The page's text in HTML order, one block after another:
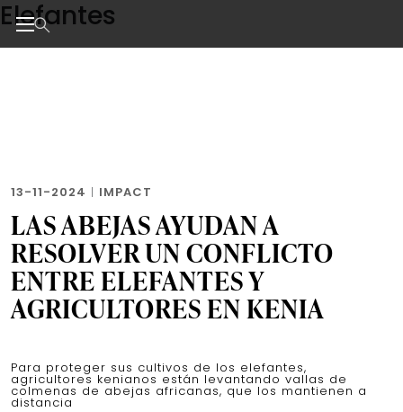
Skip
to
the
Elefantes
13-11-2024 | IMPACT
LAS ABEJAS AYUDAN A
RESOLVER UN CONFLICTO
ENTRE ELEFANTES Y
AGRICULTORES EN KENIA
Para proteger sus cultivos de los elefantes,
agricultores kenianos están levantando vallas de
colmenas de abejas africanas, que los mantienen a
distancia